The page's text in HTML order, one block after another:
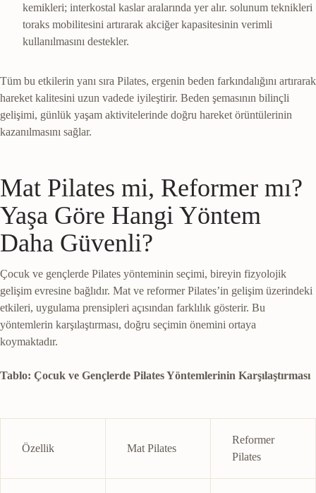
kemikleri; interkostal kaslar aralarında yer alır. solunum teknikleri
toraks mobilitesini artırarak akciğer kapasitesinin verimli
kullanılmasını destekler.
Tüm bu etkilerin yanı sıra Pilates, ergenin beden farkındalığını artırarak
hareket kalitesini uzun vadede iyileştirir. Beden şemasının bilinçli
gelişimi, günlük yaşam aktivitelerinde doğru hareket örüntülerinin
kazanılmasını sağlar.
Mat Pilates mi, Reformer mı?
Yaşa Göre Hangi Yöntem
Daha Güvenli?
Çocuk ve gençlerde Pilates yönteminin seçimi, bireyin fizyolojik
gelişim evresine bağlıdır. Mat ve reformer Pilates’in gelişim üzerindeki
etkileri, uygulama prensipleri açısından farklılık gösterir. Bu
yöntemlerin karşılaştırması, doğru seçimin önemini ortaya
koymaktadır.
Tablo: Çocuk ve Gençlerde Pilates Yöntemlerinin Karşılaştırması
Özellik Mat Pilates
Reformer
Pilates